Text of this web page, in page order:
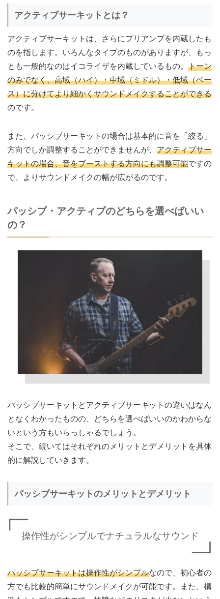
アクティブサーキットとは？
アクティブサーキットは、さらにプリアンプを内蔵したも
のを指します。いろんなタイプのものがありますが、もっ
とも一般的なのはイコライザを内蔵しているもの。 トーン
のみでなく、高域（ハイ）・中域（ミドル）・低域（ベー
ス）に分けてより細かくサウンドメイクすることができる
のです。
また、パッシブサーキットの場合は基本的に音を「絞る」
方向でしか調整することができませんが、 アクティブサー
キットの場合、音をブーストする方向にも調整可能ですの
で、よりサウンドメイクの幅が広がるのです。
パッシブ・アクティブのどちらを選べばいい
の？
パッシブサーキットとアクティブサーキットの違いはなん
となくわかったものの、どちらを選べばいいのかわからな
いという方もいらっしゃるでしょう。
そこで、続いてはそれぞれのメリットとデメリットを具体
的に解説していきます。
パッシブサーキットのメリットとデメリット
操作性がシンプルでナチュラルなサウンド
パッシブサーキットは操作性がシンプルなので、初心者の
方でも比較的簡単にサウンドメイクが可能です。また、構